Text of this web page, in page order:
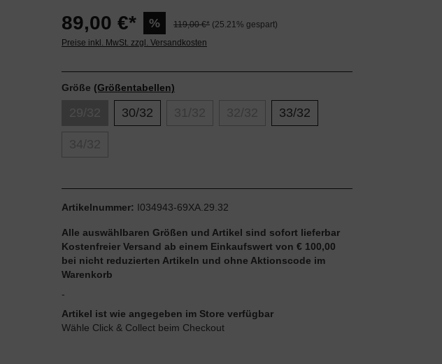
89,00 €* % 119,00 €* (25.21% gespart)
Preise inkl. MwSt. zzgl. Versandkosten
Größe (Größentabellen)
30/32 33/32
Artikelnummer: I034943-69XA.29.32
Alle auswählbaren Größen und Artikel sind sofort lieferbar
Kostenfreier Versand ab einem Einkaufswert von € 100,00
bei nicht reduzierten Artikeln und ohne Aktionscode im
Warenkorb
-
Artikel ist wie angegeben im Store verfügbar
Wähle Click & Collect beim Checkout